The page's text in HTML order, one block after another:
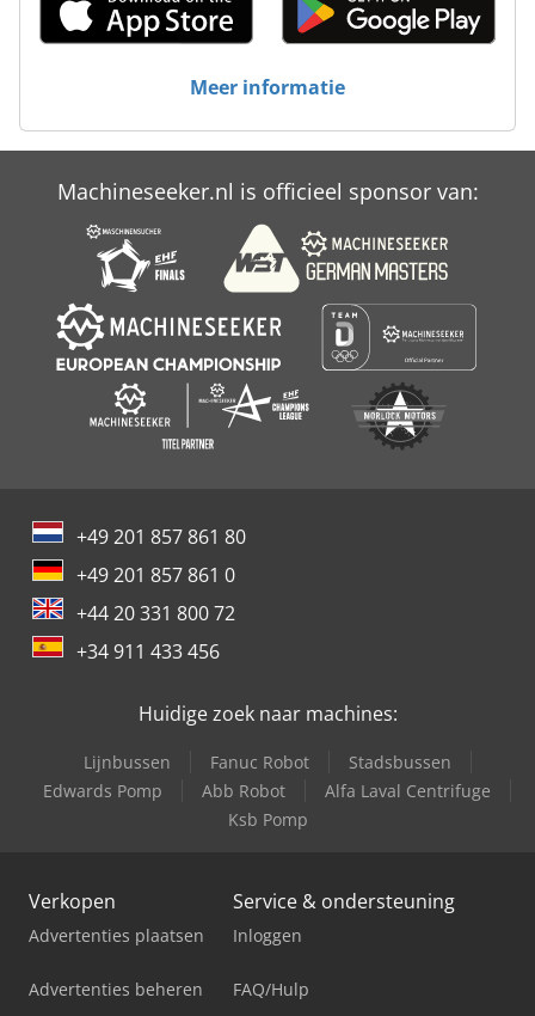
Meer informatie
Machineseeker.nl is officieel sponsor van:
+49 201 857 861 80
+49 201 857 861 0
+44 20 331 800 72
+34 911 433 456
Huidige zoek naar machines:
Lijnbussen Fanuc Robot
Stadsbussen
Edwards Pomp
Abb Robot
Alfa Laval Centrifuge
Ksb Pomp
Verkopen
Advertenties plaatsen
Advertenties beheren
Service & ondersteuning
Inloggen
FAQ/Hulp